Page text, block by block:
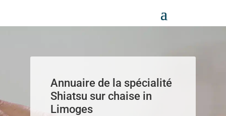
Annuaire de la spécialité
Shiatsu sur chaise in
Limoges